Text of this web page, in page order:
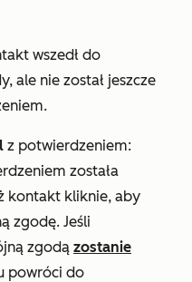
wszedł do
ale nie został jeszcze
z potwierdzeniem:
została
kontakt kliknie, aby
zgodę. Jeśli
zgodą zostanie
powróci do